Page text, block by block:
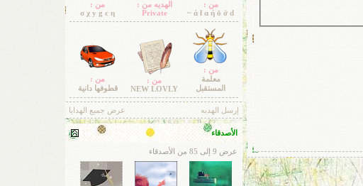
من :
ά ł α ή ō ở d ~
الهديه من :
Private
من :
σ χ у g є η
من :
معلمة
المستقبل
من :
NEW LOVLY
من :
قطوفها دانية
إرسل الهديه عرض جميع الهدايا
الأصدقاء
عرض 9 إلى 85 من الأصدقاء